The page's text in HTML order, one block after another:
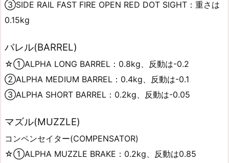
③SIDE RAIL FAST FIRE OPEN RED DOT SIGHT：重さは
0.15kg
バレル(BARREL)
☆①ALPHA LONG BARREL：0.8kg、反動は-0.2
②ALPHA MEDIUM BARREL：0.4kg、反動は-0.1
③ALPHA SHORT BARREL：0.2kg、反動は-0.05
マズル(MUZZLE)
コンペンセイター(COMPENSATOR)
☆①ALPHA MUZZLE BRAKE：0.2kg、反動は0.85